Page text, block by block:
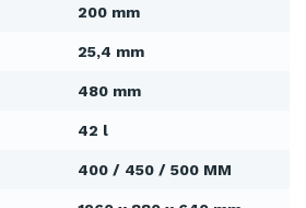
200 mm
25,4 mm
480 mm
42 l
400 / 450 / 500 MM